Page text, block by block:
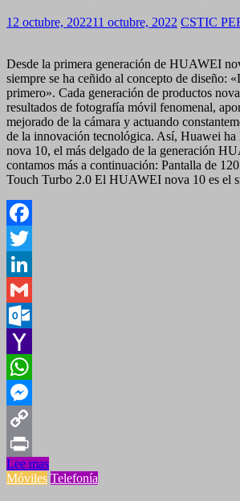
12 octubre, 202211 octubre, 2022 CSTIC
Desde la primera generación de HUAWEI
siempre se ha ceñido al concepto de diseño:
primero». Cada generación de productos
resultados de fotografía móvil fenomenal,
mejorado de la cámara y actuando
de la innovación tecnológica. Así, Huawei
nova 10, el más delgado de la generación
contamos más a continuación: Pantalla de
Touch Turbo 2.0 El HUAWEI nova 10 es el
Facebook
Twitter
LinkedIn
Gmail
Outlook.com
Yahoo
Mail
WhatsApp
Messenger
Copy
Link
Print
Lee mas
Móviles Telefonía